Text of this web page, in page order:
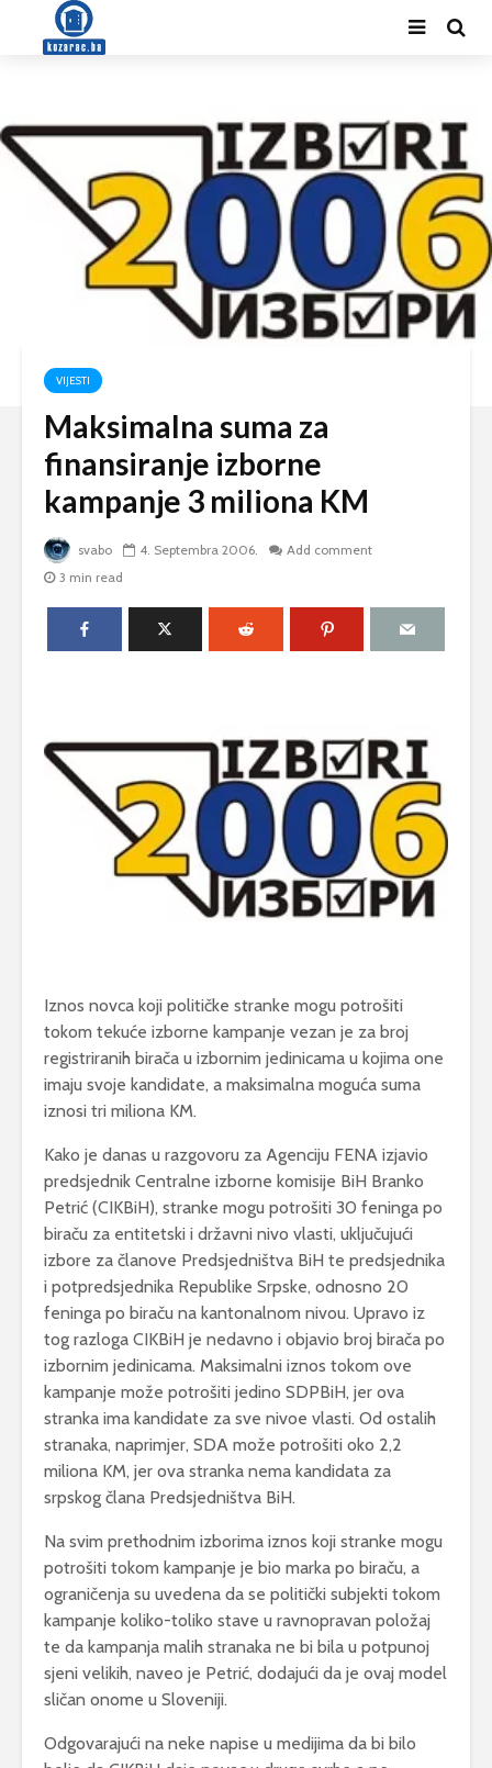
VIJESTI
Maksimalna suma za
finansiranje izborne
kampanje 3 miliona KM
svabo 4. Septembra 2006.
Add comment
3 min read
Iznos novca koji političke stranke mogu potrošiti
tokom tekuće izborne kampanje vezan je za broj
registriranih birača u izbornim jedinicama u kojima one
imaju svoje kandidate, a maksimalna moguća suma
iznosi tri miliona KM.
Kako je danas u razgovoru za Agenciju FENA izjavio
predsjednik Centralne izborne komisije BiH Branko
Petrić (CIKBiH), stranke mogu potrošiti 30 feninga po
biraču za entitetski i državni nivo vlasti, uključujući
izbore za članove Predsjedništva BiH te predsjednika
i potpredsjednika Republike Srpske, odnosno 20
feninga po biraču na kantonalnom nivou. Upravo iz
tog razloga CIKBiH je nedavno i objavio broj birača po
izbornim jedinicama. Maksimalni iznos tokom ove
kampanje može potrošiti jedino SDPBiH, jer ova
stranka ima kandidate za sve nivoe vlasti. Od ostalih
stranaka, naprimjer, SDA može potrošiti oko 2,2
miliona KM, jer ova stranka nema kandidata za
srpskog člana Predsjedništva BiH.
Na svim prethodnim izborima iznos koji stranke mogu
potrošiti tokom kampanje je bio marka po biraču, a
ograničenja su uvedena da se politički subjekti tokom
kampanje koliko-toliko stave u ravnopravan položaj
te da kampanja malih stranaka ne bi bila u potpunoj
sjeni velikih, naveo je Petrić, dodajući da je ovaj model
sličan onome u Sloveniji.
Odgovarajući na neke napise u medijima da bi bilo